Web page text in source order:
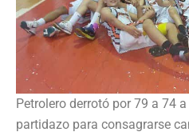
Petrolero derrotó por 79 a 74
partidazo para consagrarse